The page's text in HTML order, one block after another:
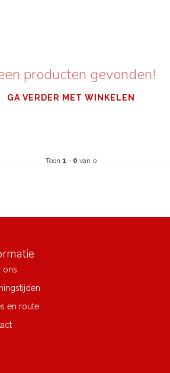
producten gevonden!
GA VERDER MET WINKELEN
Toon 1 - 0 van 0
ons
en route